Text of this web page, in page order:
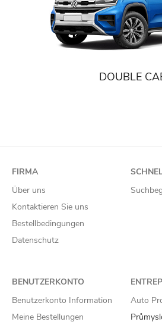
DOUBLE
FIRMA
Über uns
Kontaktieren Sie uns
Bestellbedingungen
Datenschutz
BENUTZERKONTO
Benutzerkonto Information
Meine Bestellungen
Auto